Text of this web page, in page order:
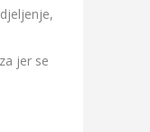
jer se